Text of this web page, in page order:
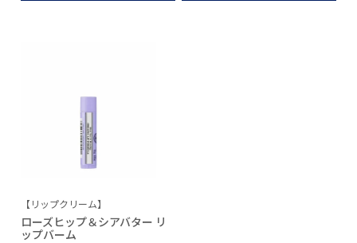
【リップクリーム】
ローズヒップ＆シアバター リ
ップバーム